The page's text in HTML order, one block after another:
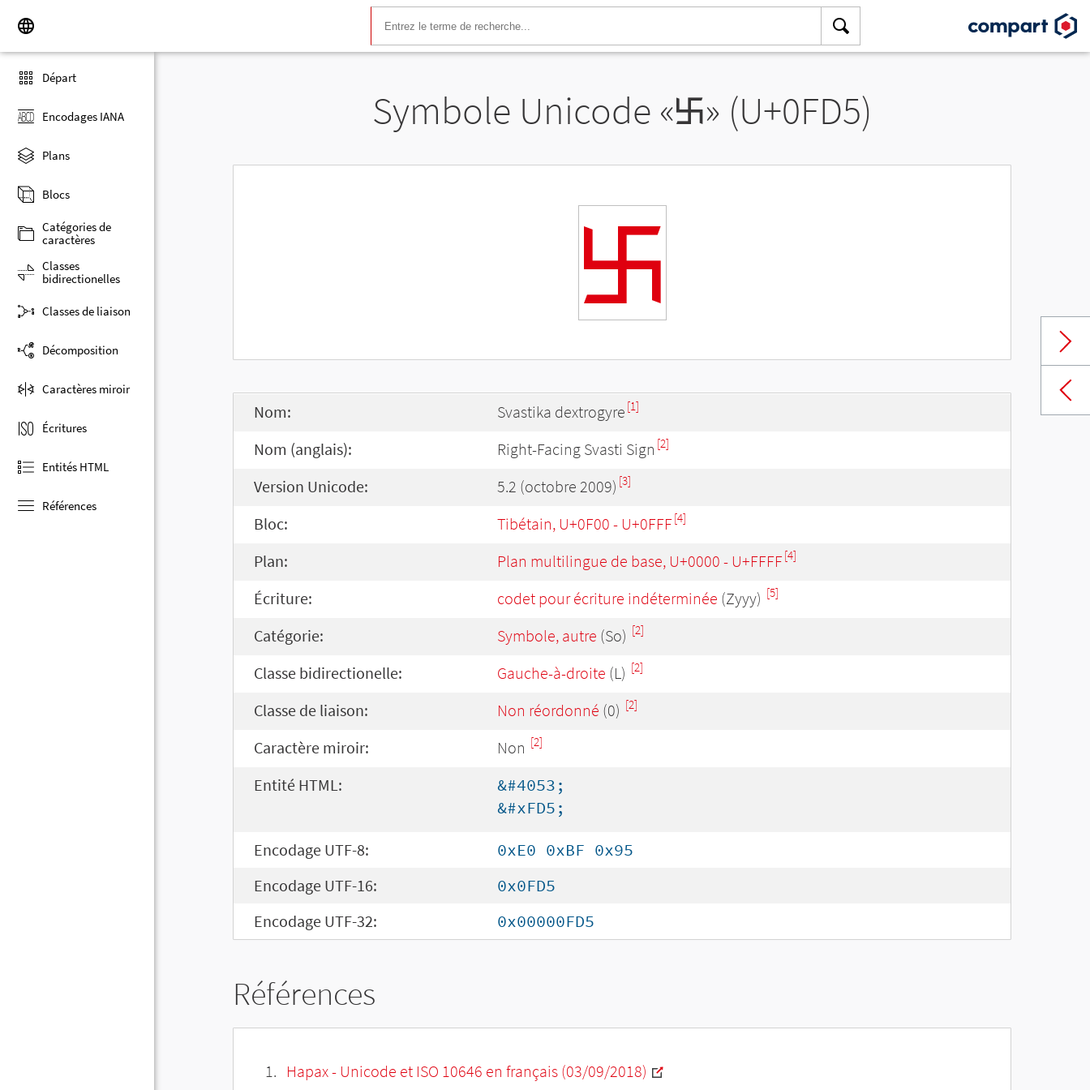
Départ
Encodages IANA
Plans
Blocs
Catégories de
caractères
Classes
bidirectionelles
Classes de liaison
Décomposition
Caractères miroir
Écritures
Entités HTML
Références
Symbole Unicode «࿕» (U+0FD5)
࿕
Nom: Svastika dextrogyre [1]
Nom (anglais): Right-Facing Svasti Sign [2]
Version Unicode: 5.2 (octobre 2009) [3]
Bloc: Tibétain, U+0F00 - U+0FFF[4]
Plan: Plan multilingue de base, U+0000 - U+FFFF[4]
Écriture: codet pour écriture indéterminée (Zyyy) [5]
Catégorie: Symbole, autre (So) [2]
Classe bidirectionelle: Gauche-à-droite (L) [2]
Classe de liaison: Non réordonné (0) [2]
Caractère miroir: Non [2]
Entité HTML:
&#4053;
&#xFD5;
Encodage UTF-8:
0xE0 0xBF 0x95
Encodage UTF-16:
0x0FD5
Encodage UTF-32:
0x00000FD5
Références
Hapax - Unicode et ISO 10646 en français (03/09/2018)